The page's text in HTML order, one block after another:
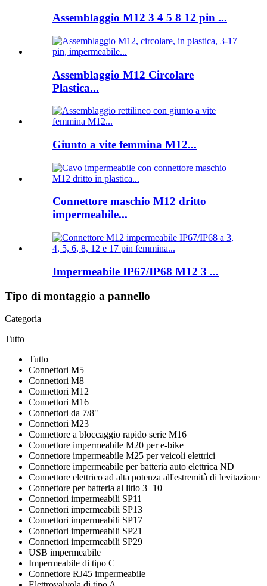
Assemblaggio M12 3 4 5 8 12 pin ...
Assemblaggio M12 Circolare
Plastica...
Giunto a vite femmina M12...
Connettore maschio M12 dritto
impermeabile...
Impermeabile IP67/IP68 M12 3 ...
Tipo di montaggio a pannello
Categoria
Tutto
Tutto
Connettori M5
Connettori M8
Connettori M12
Connettori M16
Connettori da 7/8"
Connettori M23
Connettore a bloccaggio rapido serie M16
Connettore impermeabile M20 per e-bike
Connettore impermeabile M25 per veicoli elettrici
Connettore impermeabile per batteria auto elettrica ND
Connettore elettrico ad alta potenza all'estremità di levitazione
Connettore per batteria al litio 3+10
Connettori impermeabili SP11
Connettori impermeabili SP13
Connettori impermeabili SP17
Connettori impermeabili SP21
Connettori impermeabili SP29
USB impermeabile
Impermeabile di tipo C
Connettore RJ45 impermeabile